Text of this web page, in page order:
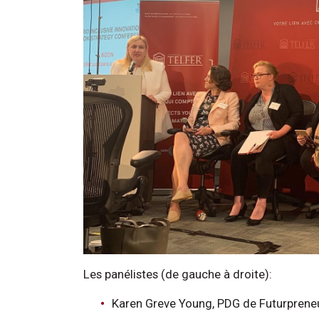
Les panélistes (de gauche à droite):
Karen Greve Young, PDG de